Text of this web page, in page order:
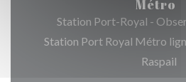
Métro
Station Port-Royal -
Station Port Royal Métro
Raspail